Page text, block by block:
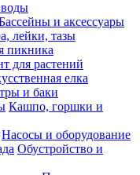
и аксессуары
лейки, тазы
пикника
для растений
елка
и баки
Кашпо, горшки и
Насосы и оборудование
Обустройство и